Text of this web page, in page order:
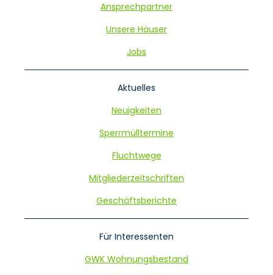
Ansprechpartner
Unsere Häuser
Jobs
Aktuelles
Neuigkeiten
Sperrmülltermine
Fluchtwege
Mitgliederzeitschriften
Geschäftsberichte
Für Interessenten
GWK Wohnungsbestand